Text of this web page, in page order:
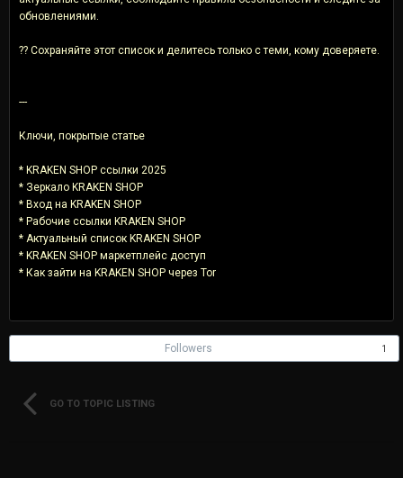
обновлениями.
?? Сохраняйте этот список и делитесь только с теми, кому доверяете.
---
Ключи, покрытые статье
* KRAKEN SHOP ссылки 2025
* Зеркало KRAKEN SHOP
* Вход на KRAKEN SHOP
* Рабочие ссылки KRAKEN SHOP
* Актуальный список KRAKEN SHOP
* KRAKEN SHOP маркетплейс доступ
* Как зайти на KRAKEN SHOP через Tor
Followers 1
GO TO TOPIC LISTING